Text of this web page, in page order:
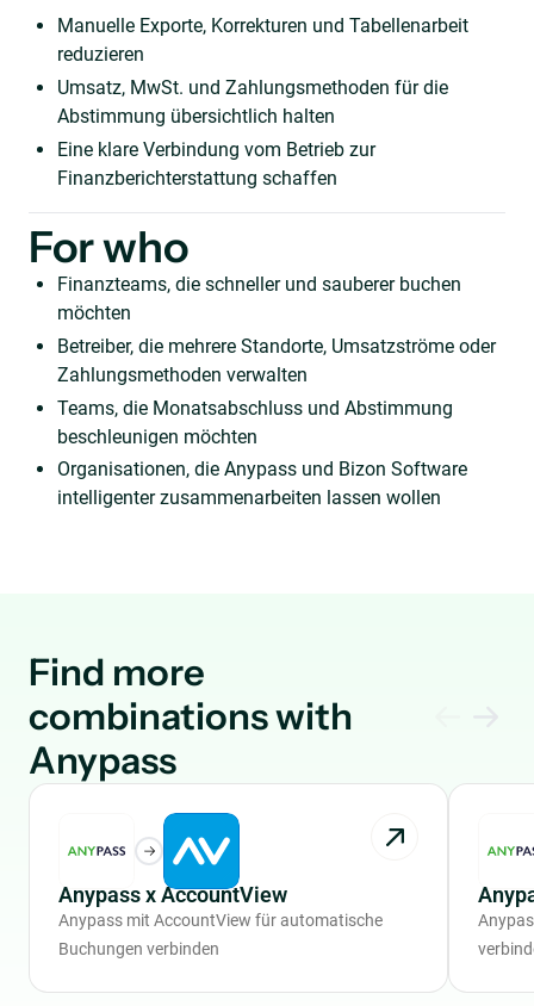
Manuelle Exporte, Korrekturen und Tabellenarbeit
reduzieren
Umsatz, MwSt. und Zahlungsmethoden für die
Abstimmung übersichtlich halten
Eine klare Verbindung vom Betrieb zur
Finanzberichterstattung schaffen
For who
Finanzteams, die schneller und sauberer buchen
möchten
Betreiber, die mehrere Standorte, Umsatzströme oder
Zahlungsmethoden verwalten
Teams, die Monatsabschluss und Abstimmung
beschleunigen möchten
Organisationen, die Anypass und Bizon Software
intelligenter zusammenarbeiten lassen wollen
Find more
combinations with
Anypass
Anypass x AccountView
Anypass mit AccountView für automatische
Buchungen verbinden